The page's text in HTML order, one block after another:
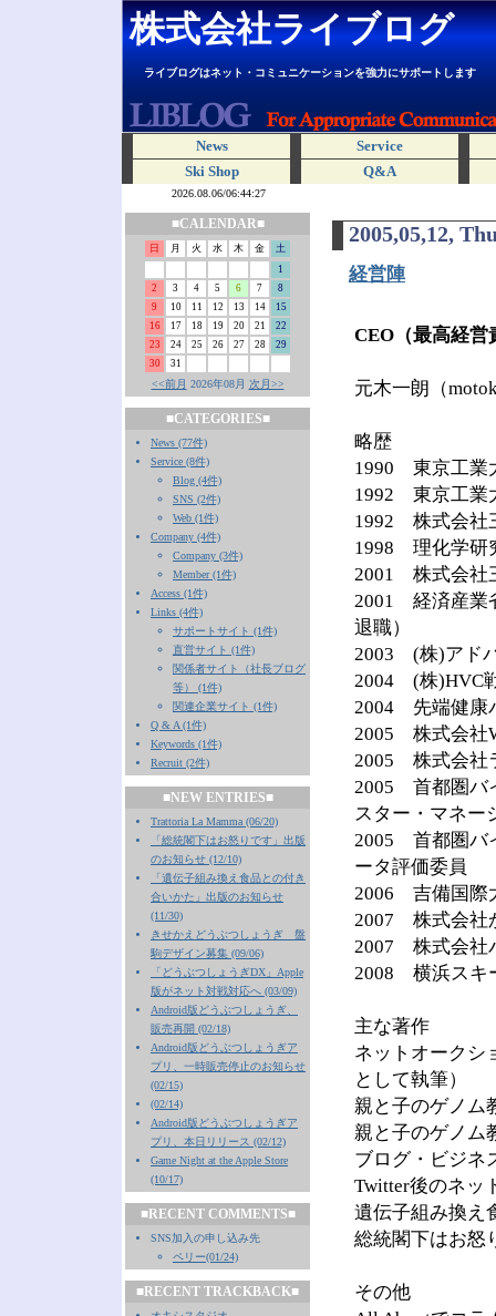
株式会社ライブログ
ライブログはネット・コミュニケーションを強力にサポートします
News
Service
Ski Shop
Q&A
■CALENDAR■
日 月 火 水 木 金
土
1
2
3 4 5 6 7
8
9
10 11 12 13 14
15
16
17 18 19 20 21
22
23
24 25 26 27 28
29
30
31
<<前月 2026年08月 次月>>
■CATEGORIES■
News (77件)
Service (8件)
Blog (4件)
SNS (2件)
Web (1件)
Company (4件)
Company (3件)
Member (1件)
Access (1件)
Links (4件)
サポートサイト (1件)
直営サイト (1件)
関係者サイト（社長ブログ
等） (1件)
関連企業サイト (1件)
Q & A (1件)
Keywords (1件)
Recruit (2件)
■NEW ENTRIES■
Trattoria La Mamma (06/20)
「総統閣下はお怒りです」出版
のお知らせ (12/10)
「遺伝子組み換え食品との付き
合いかた」出版のお知らせ
(11/30)
きせかえどうぶつしょうぎ 盤
駒デザイン募集 (09/06)
「どうぶつしょうぎDX」Apple
版がネット対戦対応へ (03/09)
Android版どうぶつしょうぎ、
販売再開 (02/18)
Android版どうぶつしょうぎア
プリ、一時販売停止のお知らせ
(02/15)
(02/14)
Android版どうぶつしょうぎア
プリ、本日リリース (02/12)
Game Night at the Apple Store
(10/17)
■RECENT COMMENTS■
SNS加入の申し込み先
ペリー(01/24)
■RECENT TRACKBACK■
2005,05,12,
経営陣
CEO（最高経営
元木一朗（
略歴
1990 東京工業
1992 東京工業
1992 株式会社
1998 理化学研
2001 株式会社
2001 経済産業
退職）
2003 (株)アド
2004 (株)HVC
2004 先端健康
2005 株式会社
2005 株式会社
2005 首都圏バ
スター・マネー
2005 首都圏バ
ータ評価委員
2006 吉備国際
2007 株式会社
2007 株式会社
2008 横浜スキ
主な著作
ネットオークシ
として執筆）
親と子のゲノム
親と子のゲノム
ブログ・ビジネ
Twitter後のネッ
遺伝子組み換え
総統閣下はお怒
その他